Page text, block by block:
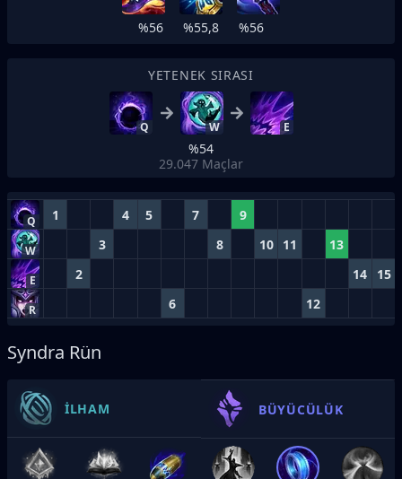
%56 %55,8 %56
YETENEK SIRASI
Q W E
%54
29.047 Maçlar
Q 1 4 5 7 9
W 3 8 10 11 13
E 2 14 15
R 6 12
Syndra Rün
İLHAM BÜYÜCÜLÜK